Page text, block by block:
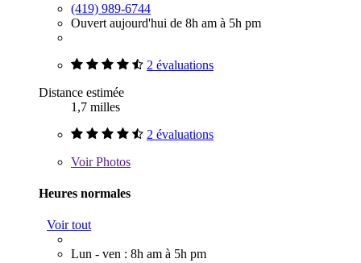
(419) 989-6744
Ouvert aujourd'hui de 8h am à 5h pm
2 évaluations
Distance estimée
1,7 milles
2 évaluations
VoirPhotos
Heures normales
Voir tout
Lun - ven : 8h am à 5h pm